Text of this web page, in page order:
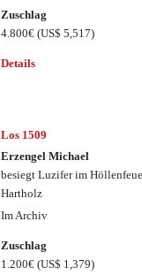
Zuschlag
4.800€(US$ 5,517)
Details
Los 1509
Erzengel Michael
besiegt Luzifer im
Hartholz
Im Archiv
Zuschlag
1.200€(US$ 1,379)